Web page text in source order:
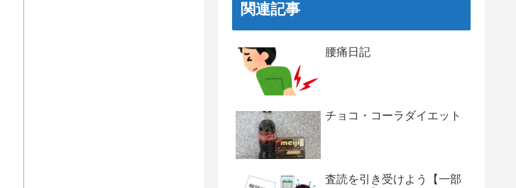
関連記事
腰痛日記
チョコ・コーラダイエット
査読を引き受けよう【一部